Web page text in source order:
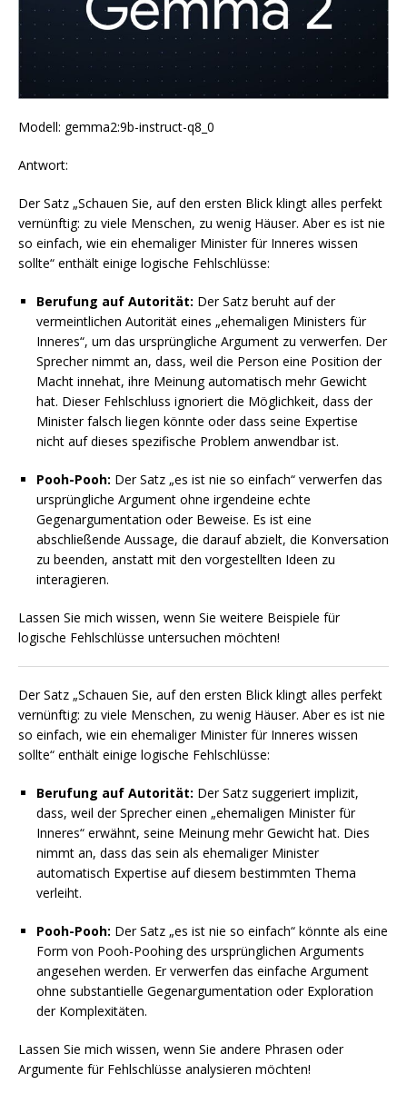
Modell: gemma2:9b-instruct-q8_0
Antwort:
Der Satz „Schauen Sie, auf den ersten Blick klingt alles perfekt
vernünftig: zu viele Menschen, zu wenig Häuser. Aber es ist nie
so einfach, wie ein ehemaliger Minister für Inneres wissen
sollte“ enthält einige logische Fehlschlüsse:
Berufung auf Autorität: Der Satz beruht auf der
vermeintlichen Autorität eines „ehemaligen Ministers für
Inneres“, um das ursprüngliche Argument zu verwerfen. Der
Sprecher nimmt an, dass, weil die Person eine Position der
Macht innehat, ihre Meinung automatisch mehr Gewicht
hat. Dieser Fehlschluss ignoriert die Möglichkeit, dass der
Minister falsch liegen könnte oder dass seine Expertise
nicht auf dieses spezifische Problem anwendbar ist.
Pooh-Pooh: Der Satz „es ist nie so einfach“ verwerfen das
ursprüngliche Argument ohne irgendeine echte
Gegenargumentation oder Beweise. Es ist eine
abschließende Aussage, die darauf abzielt, die Konversation
zu beenden, anstatt mit den vorgestellten Ideen zu
interagieren.
Lassen Sie mich wissen, wenn Sie weitere Beispiele für
logische Fehlschlüsse untersuchen möchten!
Der Satz „Schauen Sie, auf den ersten Blick klingt alles perfekt
vernünftig: zu viele Menschen, zu wenig Häuser. Aber es ist nie
so einfach, wie ein ehemaliger Minister für Inneres wissen
sollte“ enthält einige logische Fehlschlüsse:
Berufung auf Autorität: Der Satz suggeriert implizit,
dass, weil der Sprecher einen „ehemaligen Minister für
Inneres“ erwähnt, seine Meinung mehr Gewicht hat. Dies
nimmt an, dass das sein als ehemaliger Minister
automatisch Expertise auf diesem bestimmten Thema
verleiht.
Pooh-Pooh: Der Satz „es ist nie so einfach“ könnte als eine
Form von Pooh-Poohing des ursprünglichen Arguments
angesehen werden. Er verwerfen das einfache Argument
ohne substantielle Gegenargumentation oder Exploration
der Komplexitäten.
Lassen Sie mich wissen, wenn Sie andere Phrasen oder
Argumente für Fehlschlüsse analysieren möchten!